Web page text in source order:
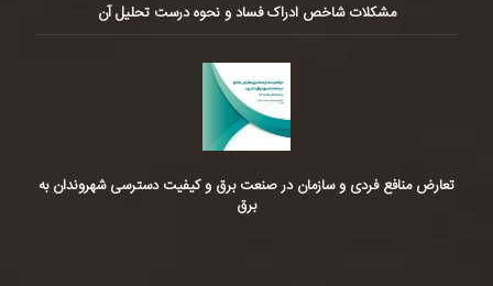
مشکلات شاخص ادراک فساد و نحوه درست تحلیل آن
تعارض منافع فردی و سازمان در صنعت برق و کیفیت دسترسی شهروندان به
برق